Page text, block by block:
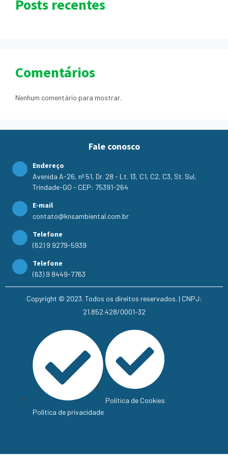
Posts recentes
Comentários
Nenhum comentário para mostrar.
Fale conosco
Endereço
Avenida A-26, nº 51, Dr. 28 - Lt. 13, C1, C2, C3, St. Sul,
Trindade-GO - CEP: 75391-264
E-mail
contato@knsambiental.com.br
Telefone
(62) 9 9279-5939
Telefone
(63) 9 8449-7763
Copyright © 2023. Todos os direitos reservados. | CNPJ:
21.852.428/0001-32
Política de privacidade
Política de Cookies